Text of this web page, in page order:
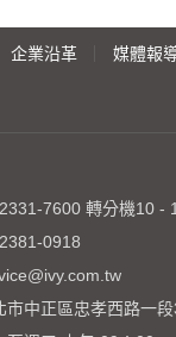
企業沿革 媒體報
7600 轉分機10 -
0918
市中正區忠孝西路一